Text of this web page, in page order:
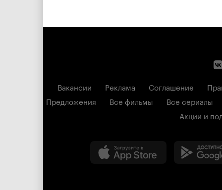
Вакансии Реклама Соглашение
Предложения
Все фильмы
Все сериалы
Акции и